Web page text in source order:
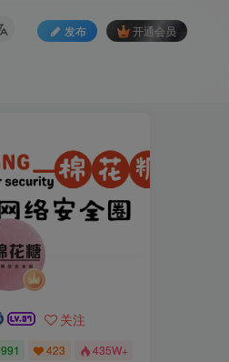
发布 开通会员
关注
991 423 435W+